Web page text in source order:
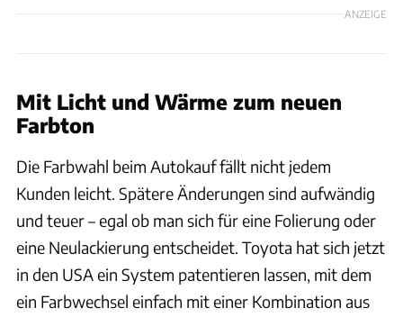
ANZEIGE
Mit Licht und Wärme zum neuen
Farbton
Die Farbwahl beim Autokauf fällt nicht jedem
Kunden leicht. Spätere Änderungen sind aufwändig
und teuer – egal ob man sich für eine Folierung oder
eine Neulackierung entscheidet. Toyota hat sich jetzt
in den USA ein System patentieren lassen, mit dem
ein Farbwechsel einfach mit einer Kombination aus